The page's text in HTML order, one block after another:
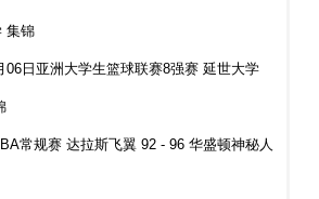
集锦
06日亚洲大学生篮球联赛8强赛 延世大学
常规赛 达拉斯飞翼 92 - 96 华盛顿神秘人